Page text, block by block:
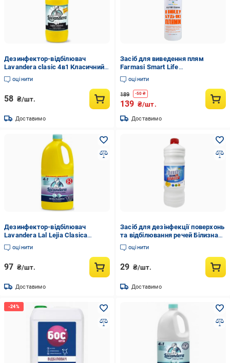
Дезинфектор-відбілювач
Lavandera clasic 4в1 Класичний
жовтий 1 л
оцінити
58 ₴/шт.
Доставимо
Засіб для виведення плям
Farmasi Smart Life
універсальний 150 мл
(77537960)
оцінити
189 -50 ₴
139 ₴/шт.
Доставимо
Дезинфектор-відбілювач
Lavandera Lal Lejia Clasica
Perfumada 2 л (2667613205)
оцінити
97 ₴/шт.
Доставимо
Засіб для дезінфекції поверхонь
та відбілювання речей Білизна
аромат лимону 950 мл
оцінити
29 ₴/шт.
Доставимо